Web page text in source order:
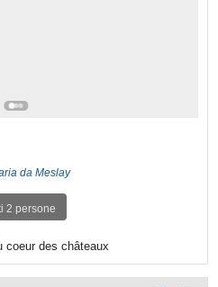
da Meslay
2 persone
coeur des châteaux